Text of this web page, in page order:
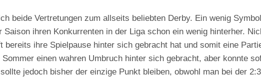
beide Vertretungen zum allseits beliebten Derby. Ein wenig
ihren Konkurrenten in der Liga schon ein wenig hinterher.
ihre Spielpause hinter sich gebracht hat und somit eine
einen wahren Umbruch hinter sich gebracht, aber konnte
jedoch bisher der einzige Punkt bleiben, obwohl man bei der